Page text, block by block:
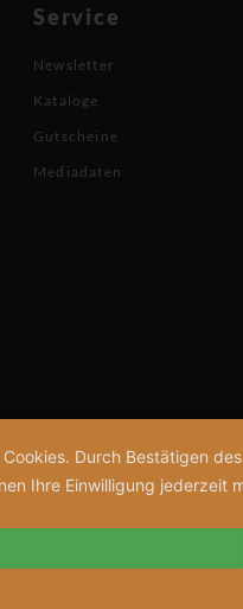
Service
Newsletter
Kataloge
Gutscheine
Mediadaten
Durch Bestätigen
Ihre Einwilligung